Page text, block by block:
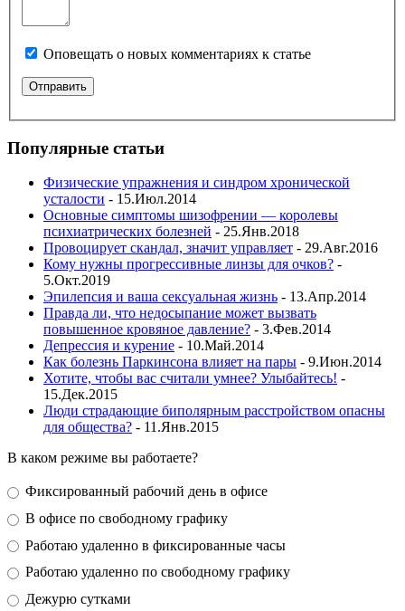
Оповещать о новых комментариях к статье
Популярные статьи
Физические упражнения и синдром хронической
усталости - 15.Июл.2014
Основные симптомы шизофрении — королевы
психиатрических болезней - 25.Янв.2018
Провоцирует скандал, значит управляет - 29.Авг.2016
Кому нужны прогрессивные линзы для очков? -
5.Окт.2019
Эпилепсия и ваша сексуальная жизнь - 13.Апр.2014
Правда ли, что недосыпание может вызвать
повышенное кровяное давление? - 3.Фев.2014
Депрессия и курение - 10.Май.2014
Как болезнь Паркинсона влияет на пары - 9.Июн.2014
Хотите, чтобы вас считали умнее? Улыбайтесь! -
15.Дек.2015
Люди страдающие биполярным расстройством опасны
для общества? - 11.Янв.2015
В каком режиме вы работаете?
Фиксированный рабочий день в офисе
В офисе по свободному графику
Работаю удаленно в фиксированные часы
Работаю удаленно по свободному графику
Дежурю сутками